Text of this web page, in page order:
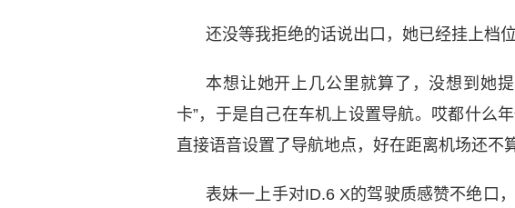
还没等我拒绝的话说出口，她已经挂上档
本想让她开上几公里就算了，没想到她
卡”，于是自己在车机上设置导航。哎都什么
直接语音设置了导航地点，好在距离机场还不
表妹一上手对ID.6 X的驾驶质感赞不绝口